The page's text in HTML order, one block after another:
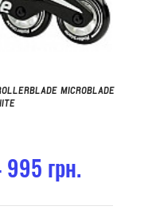
MICROBLADE
995 грн.